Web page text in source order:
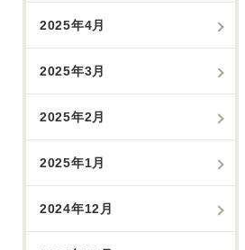
2025年4月
2025年3月
2025年2月
2025年1月
2024年12月